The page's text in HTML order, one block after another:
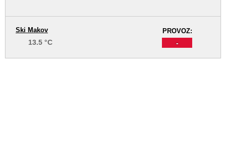
PROVOZ:
-
Ski Makov
13.5 °C